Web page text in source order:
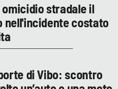
stradale il
nell'incidente costato
di Vibo: scontro